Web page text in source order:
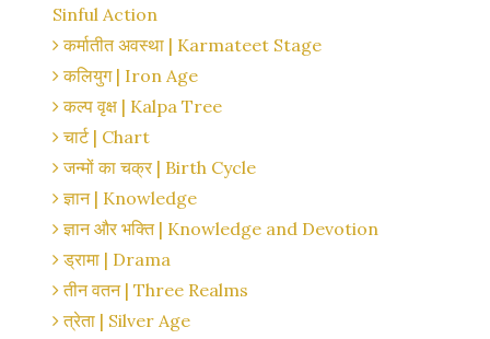
Sinful Action
कर्मातीत अवस्था | Karmateet Stage
कलियुग | Iron Age
कल्प वृक्ष | Kalpa Tree
चार्ट | Chart
जन्मों का चक्र | Birth Cycle
ज्ञान | Knowledge
ज्ञान और भक्ति | Knowledge and Devotion
ड्रामा | Drama
तीन वतन | Three Realms
त्रेता | Silver Age